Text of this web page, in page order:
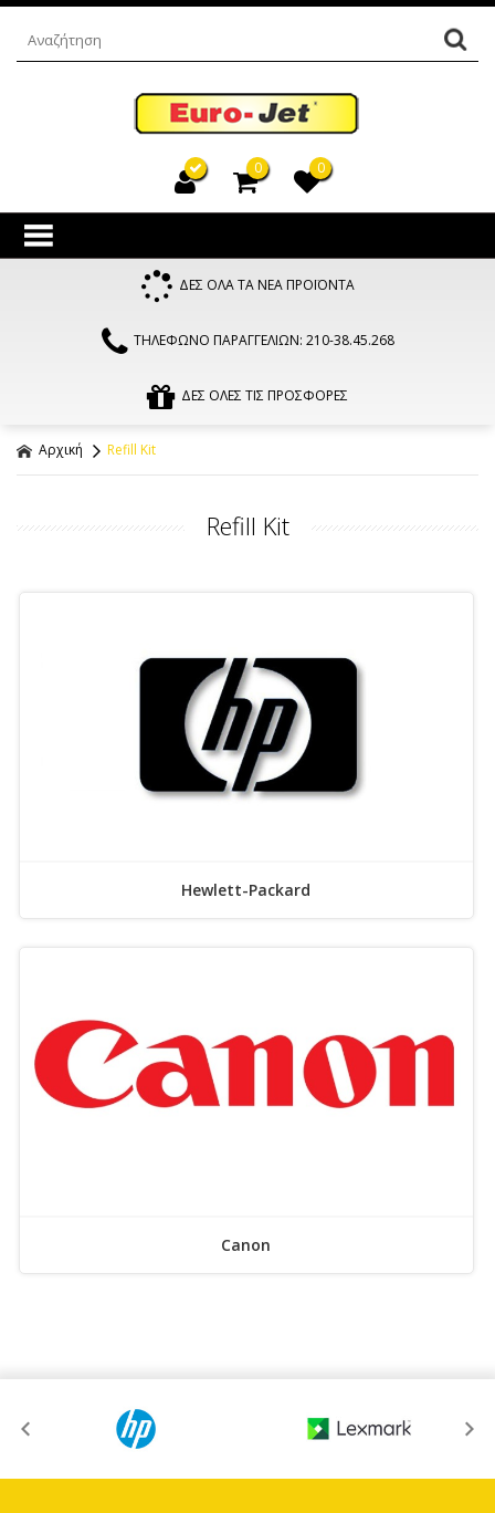
0 0
ΔΕΣ ΟΛΑ ΤΑ ΝΕΑ ΠΡΟΪΟΝΤΑ
ΤΗΛΕΦΩΝΟ ΠΑΡΑΓΓΕΛΙΩΝ: 210-38.45.268
ΔΕΣ ΟΛΕΣ ΤΙΣ ΠΡΟΣΦΟΡΕΣ
Αρχική Refill Kit
Refill Kit
Hewlett-Packard
Canon